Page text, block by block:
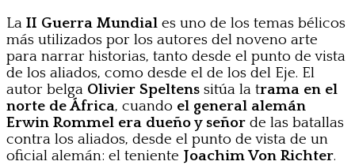
La II Guerra Mundial es uno de los temas bélicos
más utilizados por los autores del noveno arte
para narrar historias, tanto desde el punto de vista
de los aliados, como desde el de los del Eje. El
autor belga Olivier Speltens sitúa la trama en el
norte de África, cuando el general alemán
Erwin Rommel era dueño y señor de las batallas
contra los aliados, desde el punto de vista de un
oficial alemán: el teniente Joachim Von Richter.